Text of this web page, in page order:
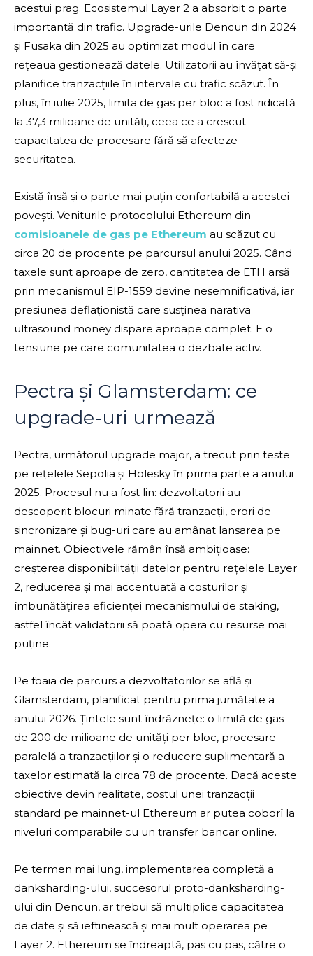
acestui prag. Ecosistemul Layer 2 a absorbit o parte
importantă din trafic. Upgrade-urile Dencun din 2024
și Fusaka din 2025 au optimizat modul în care
rețeaua gestionează datele. Utilizatorii au învățat să-și
planifice tranzacțiile în intervale cu trafic scăzut. În
plus, în iulie 2025, limita de gas per bloc a fost ridicată
la 37,3 milioane de unități, ceea ce a crescut
capacitatea de procesare fără să afecteze
securitatea.
Există însă și o parte mai puțin confortabilă a acestei
povești. Veniturile protocolului Ethereum din
comisioanele de gas pe Ethereum au scăzut cu
circa 20 de procente pe parcursul anului 2025. Când
taxele sunt aproape de zero, cantitatea de ETH arsă
prin mecanismul EIP-1559 devine nesemnificativă, iar
presiunea deflaționistă care susținea narativa
ultrasound money dispare aproape complet. E o
tensiune pe care comunitatea o dezbate activ.
Pectra și Glamsterdam: ce
upgrade-uri urmează
Pectra, următorul upgrade major, a trecut prin teste
pe rețelele Sepolia și Holesky în prima parte a anului
2025. Procesul nu a fost lin: dezvoltatorii au
descoperit blocuri minate fără tranzacții, erori de
sincronizare și bug-uri care au amânat lansarea pe
mainnet. Obiectivele rămân însă ambițioase:
creșterea disponibilității datelor pentru rețelele Layer
2, reducerea și mai accentuată a costurilor și
îmbunătățirea eficienței mecanismului de staking,
astfel încât validatorii să poată opera cu resurse mai
puține.
Pe foaia de parcurs a dezvoltatorilor se află și
Glamsterdam, planificat pentru prima jumătate a
anului 2026. Țintele sunt îndrăznețe: o limită de gas
de 200 de milioane de unități per bloc, procesare
paralelă a tranzacțiilor și o reducere suplimentară a
taxelor estimată la circa 78 de procente. Dacă aceste
obiective devin realitate, costul unei tranzacții
standard pe mainnet-ul Ethereum ar putea coborî la
niveluri comparabile cu un transfer bancar online.
Pe termen mai lung, implementarea completă a
danksharding-ului, succesorul proto-danksharding-
ului din Dencun, ar trebui să multiplice capacitatea
de date și să ieftinească și mai mult operarea pe
Layer 2. Ethereum se îndreaptă, pas cu pas, către o